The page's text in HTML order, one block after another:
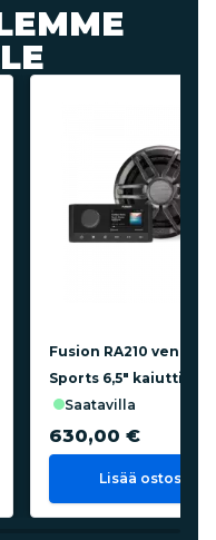
Fusion RA210
Sports 6,5" kaiuttimet
saatavilla
630,00 €
Lisää